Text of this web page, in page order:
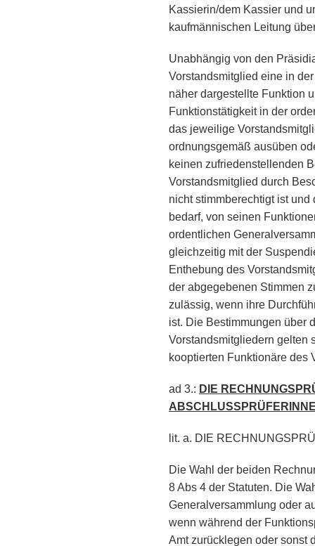
Kassierin/dem Kassier und
kaufmännischen Leitung
Unabhängig von den
Vorstandsmitglied eine in
näher dargestellte Funktion
Funktionstätigkeit in der
das jeweilige
ordnungsgemäß ausüben
keinen zufriedenstellenden
Vorstandsmitglied durch
nicht stimmberechtigt ist
bedarf, von seinen
ordentlichen
gleichzeitig mit der
Enthebung des
der abgegebenen Stimmen
zulässig, wenn ihre
ist. Die Bestimmungen über
Vorstandsmitgliedern gelten
kooptierten Funktionäre des
ad 3.: DIE
lit. a. DIE
Die Wahl der beiden
8 Abs 4 der Statuten. Die
Generalversammlung oder
wenn während der
Amt zurücklegen oder sonst